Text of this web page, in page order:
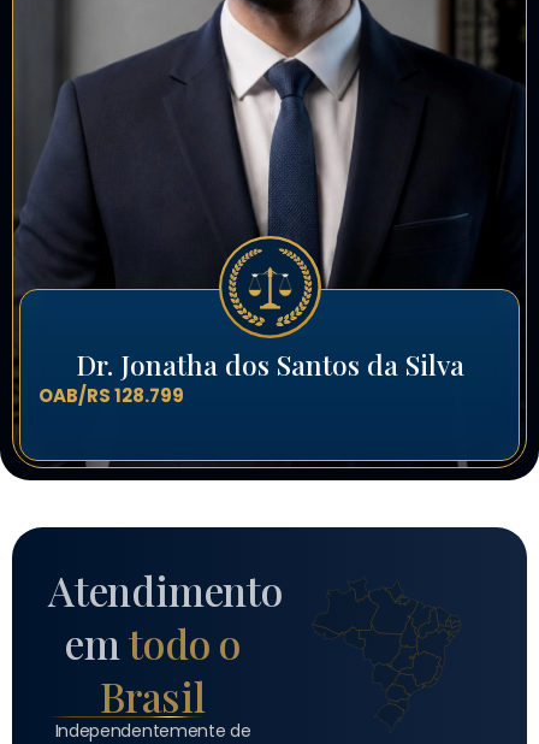
Dr. Jonatha dos Santos da Silva
OAB/RS 128.799
Atendimento
emtodo o
Brasil
Independentemente de